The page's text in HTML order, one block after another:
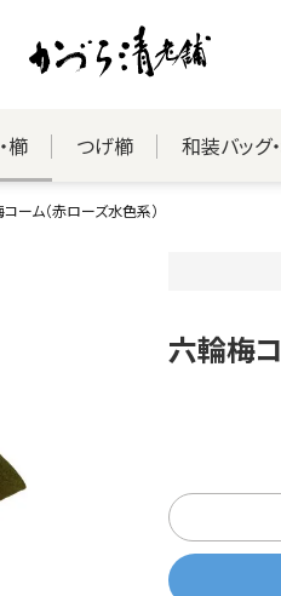
櫛 つげ櫛 和装バッグ
ーム（赤ローズ水色系）
六輪梅